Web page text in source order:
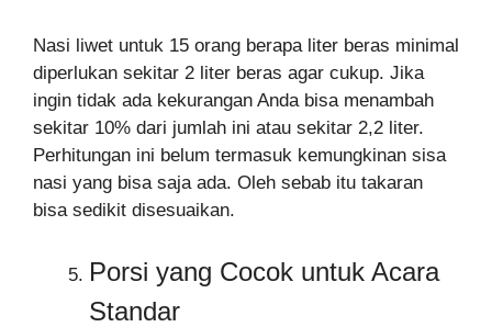
Nasi liwet untuk 15 orang berapa liter beras minimal
diperlukan sekitar 2 liter beras agar cukup. Jika
ingin tidak ada kekurangan Anda bisa menambah
sekitar 10% dari jumlah ini atau sekitar 2,2 liter.
Perhitungan ini belum termasuk kemungkinan sisa
nasi yang bisa saja ada. Oleh sebab itu takaran
bisa sedikit disesuaikan.
Porsi yang Cocok untuk Acara
Standar